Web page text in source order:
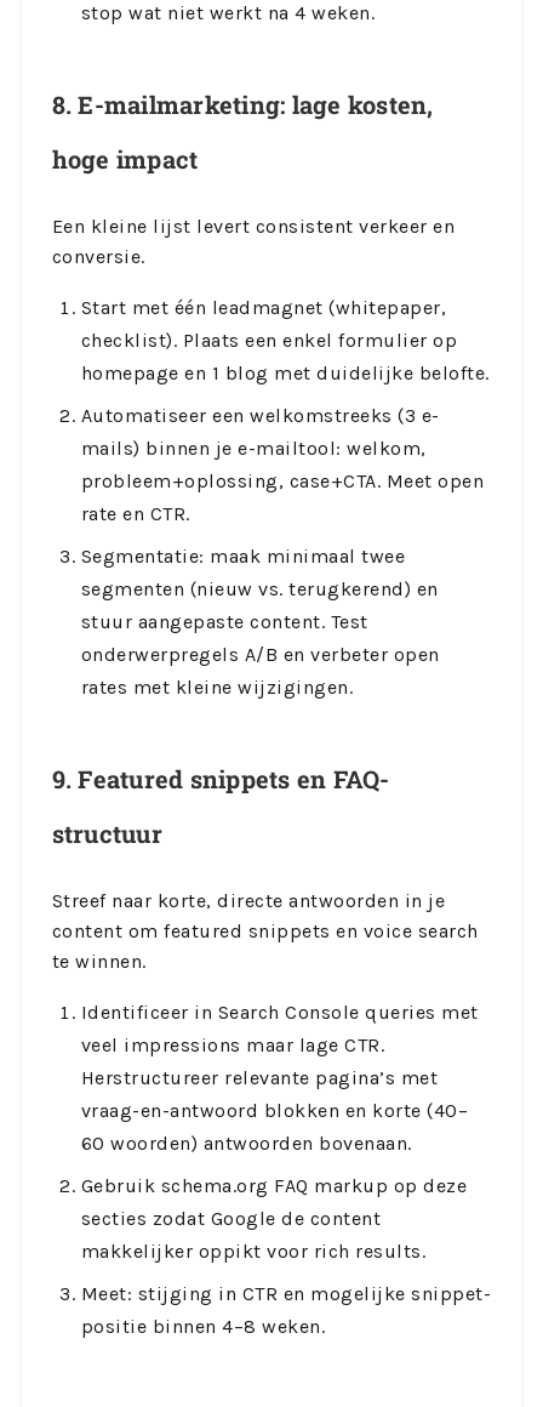
stop wat niet werkt na 4 weken.
8. E-mailmarketing: lage kosten,
hoge impact
Een kleine lijst levert consistent verkeer en
conversie.
Start met één leadmagnet (whitepaper,
checklist). Plaats een enkel formulier op
homepage en 1 blog met duidelijke belofte.
Automatiseer een welkomstreeks (3 e-
mails) binnen je e-mailtool: welkom,
probleem+oplossing, case+CTA. Meet open
rate en CTR.
Segmentatie: maak minimaal twee
segmenten (nieuw vs. terugkerend) en
stuur aangepaste content. Test
onderwerpregels A/B en verbeter open
rates met kleine wijzigingen.
9. Featured snippets en FAQ-
structuur
Streef naar korte, directe antwoorden in je
content om featured snippets en voice search
te winnen.
Identificeer in Search Console queries met
veel impressions maar lage CTR.
Herstructureer relevante pagina’s met
vraag-en-antwoord blokken en korte (40–
60 woorden) antwoorden bovenaan.
Gebruik schema.org FAQ markup op deze
secties zodat Google de content
makkelijker oppikt voor rich results.
Meet: stijging in CTR en mogelijke snippet-
positie binnen 4–8 weken.